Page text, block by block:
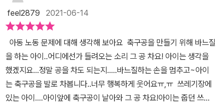
며 다시 한 번 상기하게 되었습니다.​ “5살짜리 아이들을 포함하여
약 7 천명의 아이들이 어려운 가정환경 때문에 학교에 가는 대신 일
을 한다는 것이지요. 아이들은 축구공을 만들기 위해 하루 11시간 이
상씩 바느질을 해야 했습니다. 축구공 하나당 겨우 100~200원을 받
으면서 말이지요. '작가의 말' 중~” 산더미 같은 조각들에 파묻혀 바
느질을 하고 있는 아이, 그때 어디선가 '그 공 차요!'라는 소리가 들려
옵니다. 축구공을 만들기만 하던 아이가 신나게 축구공을 찹니다.​ 그
축구공은 지저분한 쓰레기 더미에서 일하는 아이에게 넘어가고, 카카
feel2879 2021-06-14
아동 노동 문제에 대해 생각해 보아요 축구공을 만들기 위해 바느질
을 하는 아이..어디에선가 들려오는 소리 그 공 차요! 아이는 생각을
했겠지요...정말 공을 차도 되는지.....바느질하는 손을 멈추고~아이
는 축구공을 발로 차봅니다..너무 행복하게 웃어요ㅠ,ㅠ 쓰레기장에
있는 아이....아이앞에 축구공이 날아와 그 공 차요!아이는 줍던 쓰레